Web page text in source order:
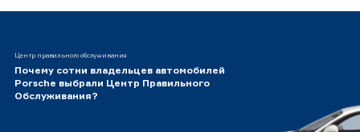
Центр правильного обслуживания
Почему сотни владельцев автомобилей
Porsche выбрали Центр Правильного
Обслуживания?